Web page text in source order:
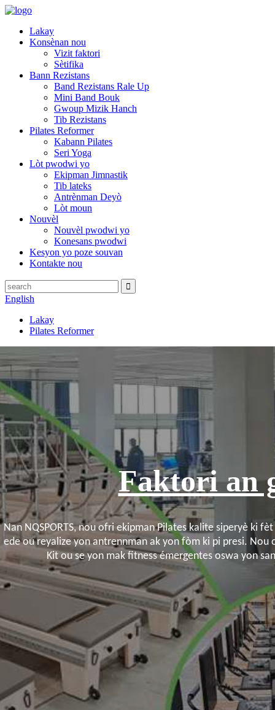
Lakay
Konsènan nou
Vizit faktori
Sètifika
Bann Rezistans
Band Rezistans Rale Up
Mini Band Bouk
Gwoup Mizik Hanch
Tib Rezistans
Pilates Reformer
Kabann Pilates
Seri Yoga
Lòt pwodwi yo
Ekipman Jimnastik
Tib lateks
Antrènman Deyò
Lòt moun
Nouvèl
Nouvèl pwodwi yo
Konesans pwodwi
Kesyon yo poze souvan
Kontakte nou
English
Lakay
Pilates Reformer
Faktori an
Nan NQSPORTS, nou ofri ekipman Pilates kalite siperyè ki
ede ou reyalize yon antrennman ak yon fòm ki pi presi.
Kit ou se yon mak fitness émergentes oswa yon